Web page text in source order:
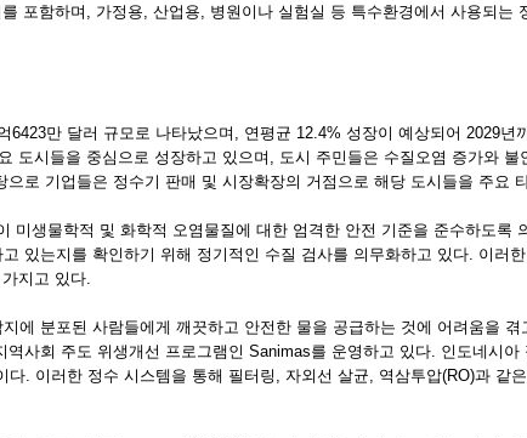
포함하며, 가정용, 산업용, 병원이나 실험실 등 특수환경에서 사용되
만 달러 규모로 나타났으며, 연평균 12.4% 성장이 예상되어 2029
도시들을 중심으로 성장하고 있으며, 도시 주민들은 수질오염 증가와
로 기업들은 정수기 판매 및 시장확장의 거점으로 해당 도시들을 주요
미생물학적 및 화학적 오염물질에 대한 엄격한 안전 기준을 준수하도
있는지를 확인하기 위해 정기적인 수질 검사를 의무화하고 있다. 이
지고 있다.
에 분포된 사람들에게 깨끗하고 안전한 물을 공급하는 것에 어려움을
사회 주도 위생개선 프로그램인 Sanimas를 운영하고 있다. 인도네시
. 이러한 정수 시스템을 통해 필터링, 자외선 살균, 역삼투압(RO)과